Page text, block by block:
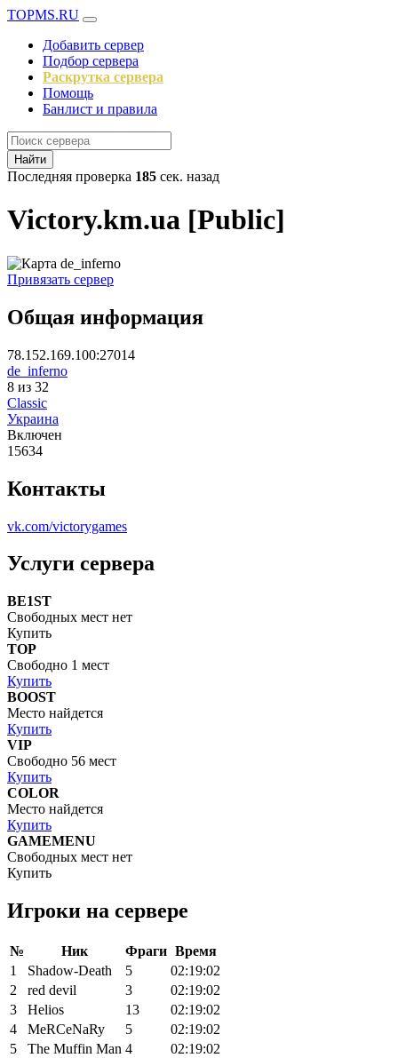
TOPMS.RU
Добавить сервер
Подбор сервера
Раскрутка сервера
Помощь
Банлист и правила
Найти
Последняя проверка 185 сек. назад
Victory.km.ua [Public]
Привязать сервер
Общая информация
78.152.169.100:27014
de_inferno
8 из 32
Classic
Украина
Включен
15634
Контакты
vk.com/victorygames
Услуги сервера
BE1ST
Свободных мест нет
Купить
TOP
Свободно 1 мест
Купить
BOOST
Место найдется
Купить
VIP
Свободно 56 мест
Купить
COLOR
Место найдется
Купить
GAMEMENU
Свободных мест нет
Купить
Игроки на сервере
№ Ник Фраги Время
1
Shadow-Death 5
02:19:02
2
red devil 3
02:19:02
3
Helios 13
02:19:02
4
MeRCeNaRy 5
02:19:02
5
The Muffin Man 4
02:19:02